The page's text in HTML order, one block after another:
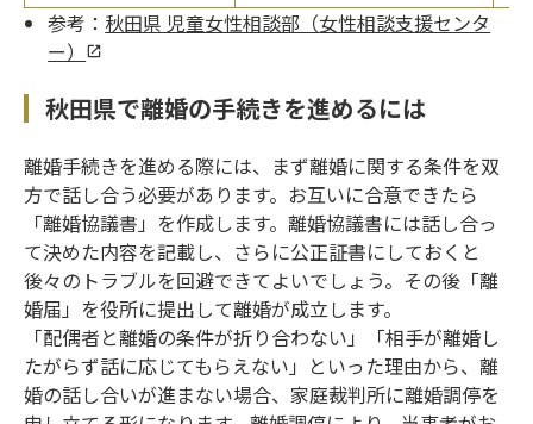
参考： 秋田県 児童女性相談部（女性相談支援センタ
ー）
秋田県で離婚の手続きを進めるには
離婚手続きを進める際には、まず離婚に関する条件を双
方で話し合う必要があります。お互いに合意できたら
「離婚協議書」を作成します。離婚協議書には話し合っ
て決めた内容を記載し、さらに公正証書にしておくと
後々のトラブルを回避できてよいでしょう。その後「離
婚届」を役所に提出して離婚が成立します。
「配偶者と離婚の条件が折り合わない」「相手が離婚し
たがらず話に応じてもらえない」といった理由から、離
婚の話し合いが進まない場合、家庭裁判所に離婚調停を